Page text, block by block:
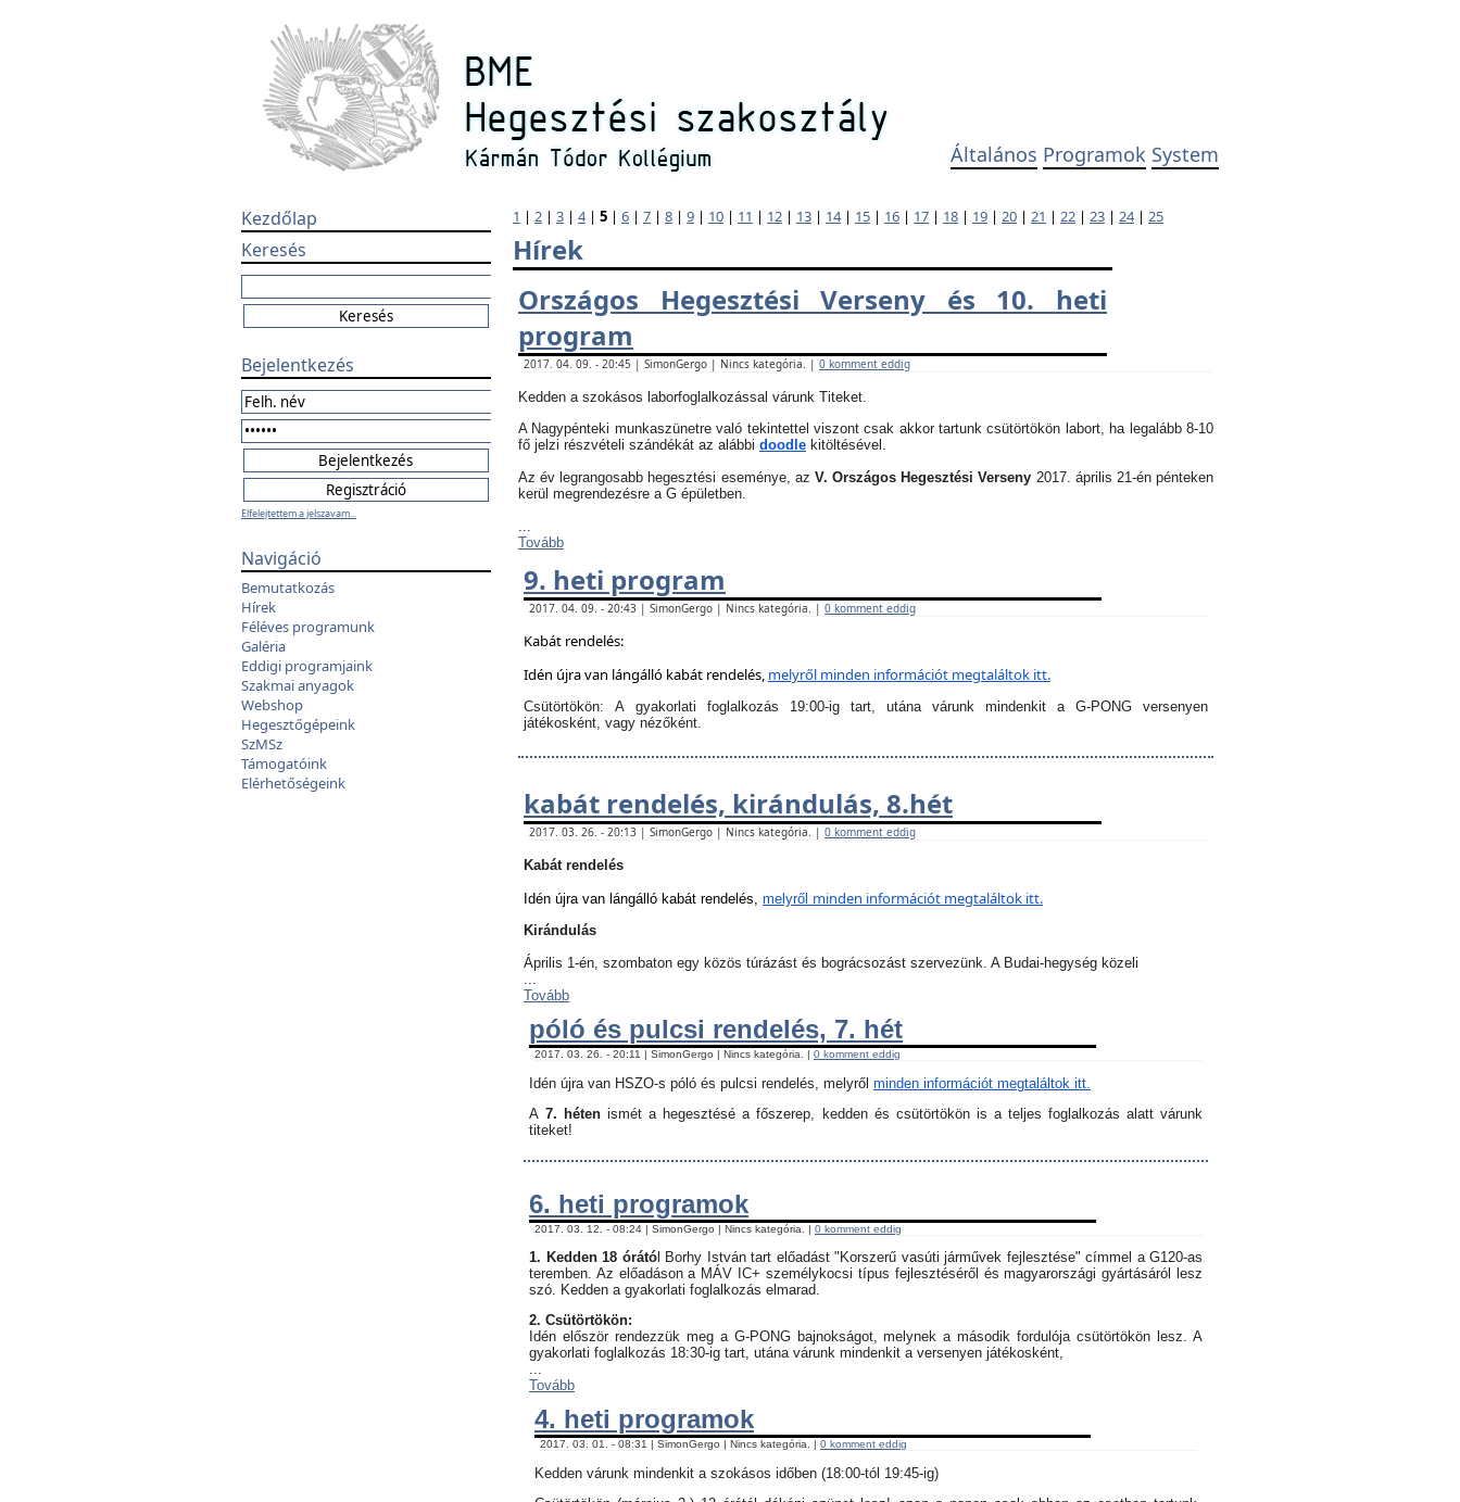
Általános Programok System
Kezdőlap
Keresés
Bejelentkezés
Elfelejtettem a jelszavam...
Navigáció
Bemutatkozás
Hírek
Féléves programunk
Galéria
Eddigi programjaink
Szakmai anyagok
Webshop
Hegesztőgépeink
SzMSz
Támogatóink
Elérhetőségeink
1 | 2 | 3 | 4| 5 | 6 | 7 | 8 | 9 | 10 | 11 | 12 | 13 | 14| 15 | 16 | 17 | 18 | 19 | 20 | 21 | 22 | 23 | 24| 25
Hírek
Országos Hegesztési Verseny és 10. heti
program
2017. 04. 09. - 20:45 | SimonGergo | Nincs kategória. | 0 komment eddig
Kedden a szokásos laborfoglalkozással várunk Titeket.
A Nagypénteki munkaszünetre való tekintettel viszont csak akkor tartunk csütörtökön labort, ha legalább 8-10
fő jelzi részvételi szándékát az alábbi doodle kitöltésével.
Az év legrangosabb hegesztési eseménye, az V. Országos Hegesztési Verseny 2017. április 21-én pénteken
kerül megrendezésre a G épületben.
...
Tovább
9. heti program
2017. 04. 09. - 20:43 | SimonGergo | Nincs kategória. | 0 komment eddig
Kabát rendelés:
Idén újra van lángálló kabát rendelés, melyről minden információt megtaláltok itt.
Csütörtökön: A gyakorlati foglalkozás 19:00-ig tart, utána várunk mindenkit a G-PONG versenyen
játékosként, vagy nézőként.
kabát rendelés, kirándulás, 8.hét
2017. 03. 26. - 20:13 | SimonGergo | Nincs kategória. | 0 komment eddig
Kabát rendelés
Idén újra van lángálló kabát rendelés, melyről minden információt megtaláltok itt.
Kirándulás
Április 1-én, szombaton egy közös túrázást és bográcsozást szervezünk. A Budai-hegység közeli
...
Tovább
póló és pulcsi rendelés, 7. hét
2017. 03. 26. - 20:11 | SimonGergo | Nincs kategória. | 0 komment eddig
Idén újra van HSZO-s póló és pulcsi rendelés, melyről minden információt megtaláltok itt.
A7. hétenismét a hegesztésé a főszerep, kedden és csütörtökön is a teljes foglalkozás alatt várunk
titeket!
6. heti programok
2017. 03. 12. - 08:24 | SimonGergo | Nincs kategória. | 0 komment eddig
1. Kedden 18 órától Borhy István tart előadást "Korszerű vasúti járművek fejlesztése" címmel a G120-as
teremben. Az előadáson a MÁV IC+ személykocsi típus fejlesztéséről és magyarországi gyártásáról lesz
szó. Kedden a gyakorlati foglalkozás elmarad.
2. Csütörtökön:
Idén először rendezzük meg a G-PONG bajnokságot, melynek a második fordulója csütörtökön lesz. A
gyakorlati foglalkozás 18:30-ig tart, utána várunk mindenkit a versenyen játékosként,
...
Tovább
4. heti programok
2017. 03. 01. - 08:31 | SimonGergo | Nincs kategória. | 0 komment eddig
Kedden várunk mindenkit a szokásos időben (18:00-tól 19:45-ig)